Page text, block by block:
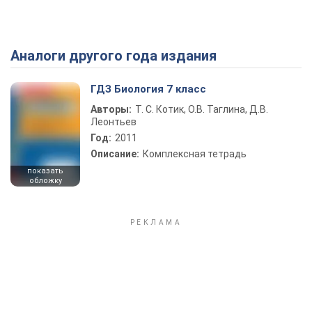
Play Video
Аналоги другого года издания
показать
обложку
ГДЗ Биология 7 класс
Авторы: Т. С. Котик, О.В. Таглина, Д.В.
Леонтьев
Год: 2011
Описание: Комплексная тетрадь